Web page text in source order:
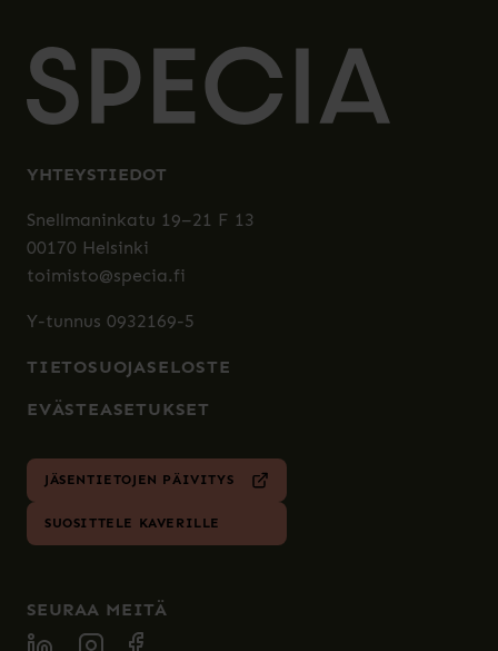
YHTEYSTIEDOT
Snellmaninkatu 19–21 F 13
00170 Helsinki
toimisto@specia.fi
Y-tunnus 0932169-5
TIETOSUOJASELOSTE
EVÄSTEASETUKSET
JÄSENTIETOJEN PÄIVITYS
SUOSITTELE KAVERILLE
SEURAA MEITÄ
SPECIA LINKEDIN
SPECIA INSTAGRAM
SPECIA FACEBOOK